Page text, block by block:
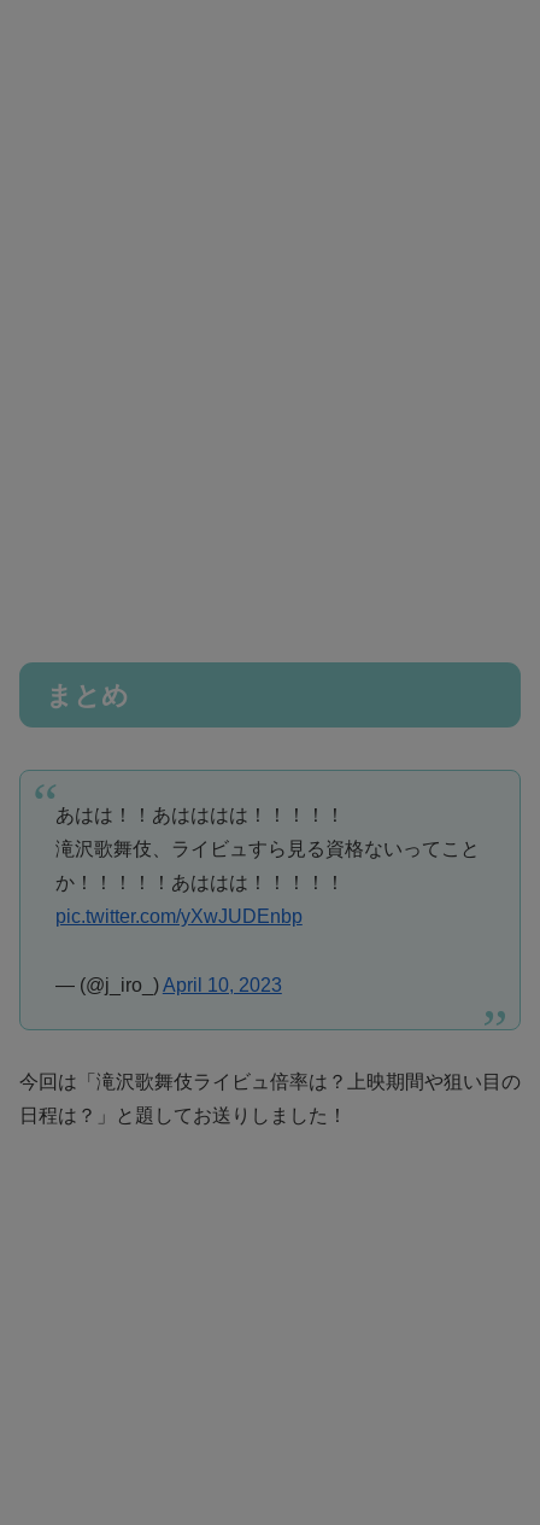
まとめ
あはは！！あはははは！！！！！
滝沢歌舞伎、ライビュすら見る資格ないってこと
か！！！！！あははは！！！！！
pic.twitter.com/yXwJUDEnbp
— (@j_iro_)April 10, 2023
今回は「滝沢歌舞伎ライビュ倍率は？上映期間や狙い目の
日程は？」と題してお送りしました！